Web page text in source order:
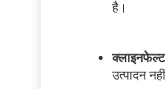
है।
उत्पादन